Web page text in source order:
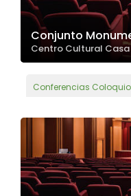
Conjunto
Centro Cultural
Conferencias